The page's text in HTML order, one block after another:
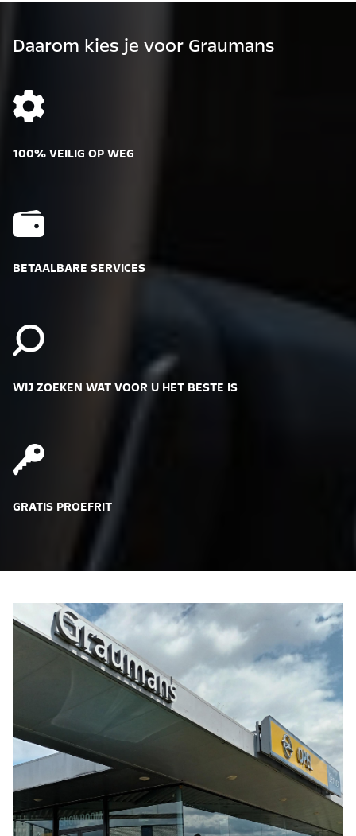
Daarom kies je voor Graumans
100% VEILIG OP WEG
BETAALBARE SERVICES
WIJ ZOEKEN WAT VOOR U HET BESTE IS
GRATIS PROEFRIT